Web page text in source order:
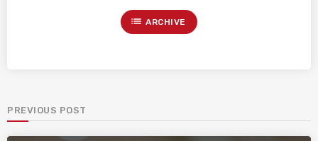
list ARCHIVE
PREVIOUS POST